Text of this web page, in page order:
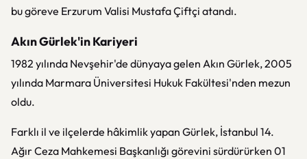
bu göreve Erzurum Valisi Mustafa Çiftçi atandı.
Akın Gürlek'in Kariyeri
1982 yılında Nevşehir'de dünyaya gelen Akın Gürlek, 2005
yılında Marmara Üniversitesi Hukuk Fakültesi'nden mezun
oldu.
Farklı il ve ilçelerde hâkimlik yapan Gürlek, İstanbul 14.
Ağır Ceza Mahkemesi Başkanlığı görevini sürdürürken 01